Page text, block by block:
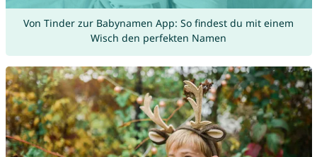
Von Tinder zur Babynamen App: So findest du mit einem
Wisch den perfekten Namen